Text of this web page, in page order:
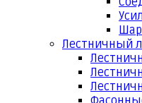
Лестничный